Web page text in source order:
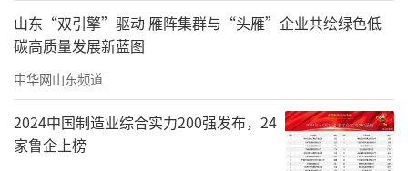
在部队文工团的经历锻炼了王力一不怕困
难、能吃苦的意志品质，他头脑活跃，善于创
新，乐于向他人学习。退役后，王力一主动放
弃组织安排的舒适工作，积极投身于民办教育
事业，助力父亲的医学教育事业中。
山东“双引擎”驱动 雁阵集群与“头雁”企业共绘绿色低
碳高质量发展新蓝图
中华网山东频道
2024中国制造业综合实力200强发布，24
家鲁企上榜